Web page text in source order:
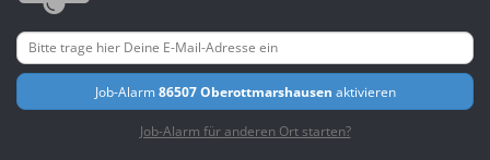
Job-Alarm86507 Oberottmarshausen aktivieren
Job-Alarm für anderen Ort starten?